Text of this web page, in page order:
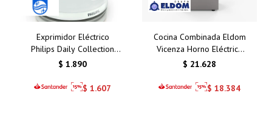
Exprimidor Eléctrico
Philips Daily Collection
HR2738/00 - Práctico,
$ 1.890
$ 1.607
Cocina Combinada Eldom
Vicenza Horno Eléctrico
C/Convección - Turbina
$ 21.628
$ 18.384